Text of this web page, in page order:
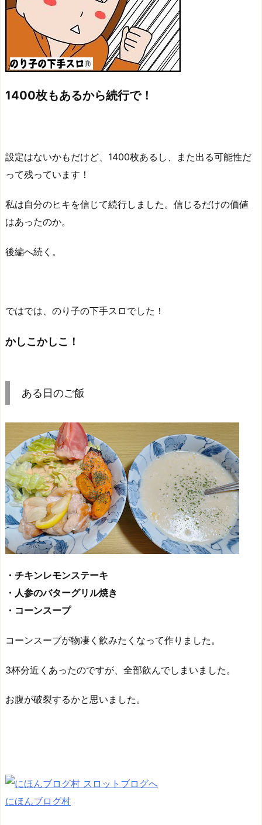
1400枚もあるから続行で！
設定はないかもだけど、1400枚あるし、また出る可能性だ
って残っています！
私は自分のヒキを信じて続行しました。信じるだけの価値
はあったのか。
後編へ続く。
ではでは、のり子の下手スロでした！
かしこかしこ！
ある日のご飯
・チキンレモンステーキ
・人参のバターグリル焼き
・コーンスープ
コーンスープが物凄く飲みたくなって作りました。
3杯分近くあったのですが、全部飲んでしまいました。
お腹が破裂するかと思いました。
にほんブログ村